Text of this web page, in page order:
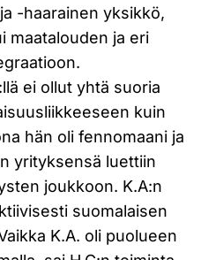
-haarainen yksikkö,
maatalouden ja eri
ei ollut yhtä suoria
kuin
hän oli fennomaani ja
yrityksensä luettiin
joukkoon. K.A:n
suomalaisen
K.A. oli puolueen